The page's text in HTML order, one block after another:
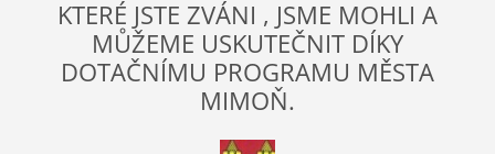
KTERÉ JSTE ZVÁNI , JSME MOHLI A
MŮŽEME USKUTEČNIT DÍKY
DOTAČNÍMU PROGRAMU MĚSTA
MIMOŇ.